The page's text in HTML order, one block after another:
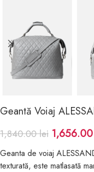
Geantă Voiaj
1,840.00lei 1,656.00
Geanta de voiaj
texturată, este matlasată